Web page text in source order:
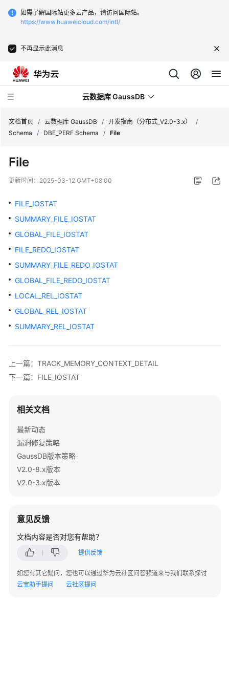
如需了解国际站更多云产品，请访问国际站。
https://www.huaweicloud.com/intl/
不再显示此消息
云数据库 GaussDB
新
动
务
公
告
产
品
介
计
明
快
入
用
户
南
指
南
开
指
南
文档首页 / 云数据库 GaussDB / 开发指南（分布式_V2.0-3.x）
/
Schema
/ DBE_PERF Schema / File
File
更新时间： 2025-03-12 GMT+08:00
FILE_IOSTAT
SUMMARY_FILE_IOSTAT
GLOBAL_FILE_IOSTAT
FILE_REDO_IOSTAT
SUMMARY_FILE_REDO_IOSTAT
GLOBAL_FILE_REDO_IOSTAT
LOCAL_REL_IOSTAT
GLOBAL_REL_IOSTAT
SUMMARY_REL_IOSTAT
上一篇：TRACK_MEMORY_CONTEXT_DETAIL
下一篇：FILE_IOSTAT
相关文档
最新动态
漏洞修复策略
GaussDB版本策略
V2.0-8.x版本
V2.0-3.x版本
意见反馈
文档内容是否对您有帮助？
提供反馈
如您有其它疑问，您也可以通过华为云社区问答频道来与我们联系探讨
云宝助手提问
云社区提问